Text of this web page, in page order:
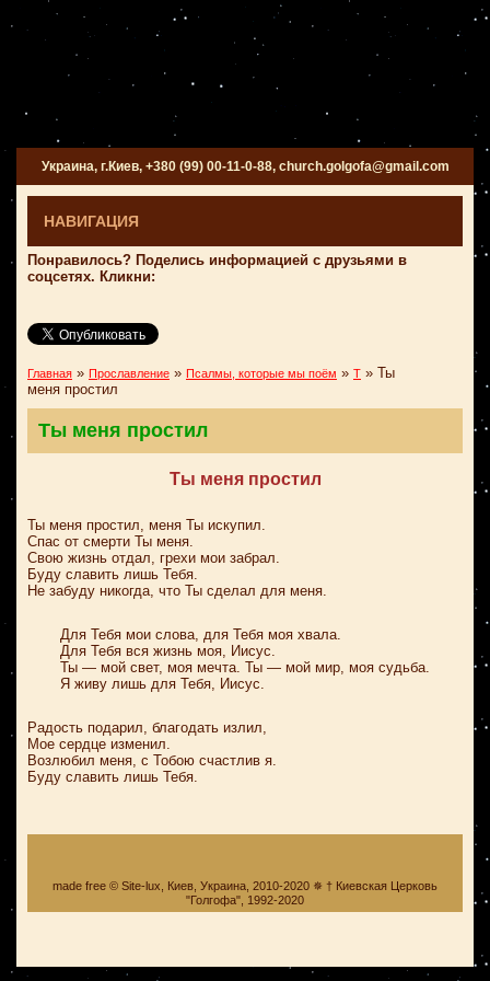
Украина, г.Киев, +380 (99) 00-11-0-88, church.golgofa@gmail.com
НАВИГАЦИЯ
Понравилось? Поделись информацией с друзьями в
соцсетях. Кликни:
Главная » Прославление » Псалмы, которые мы поём » Т » Ты
меня простил
Ты меня простил
Ты меня простил
Ты меня простил, меня Ты искупил.
Спас от смерти Ты меня.
Свою жизнь отдал, грехи мои забрал.
Буду славить лишь Тебя.
Не забуду никогда, что Ты сделал для меня.
Для Тебя мои слова, для Тебя моя хвала.
Для Тебя вся жизнь моя, Иисус.
Ты — мой свет, моя мечта. Ты — мой мир, моя судьба.
Я живу лишь для Тебя, Иисус.
Радость подарил, благодать излил,
Мое сердце изменил.
Возлюбил меня, с Тобою счастлив я.
Буду славить лишь Тебя.
made free © Site-lux, Киев, Украина, 2010-2020 ✵ † Киевская Церковь
"Голгофа", 1992-2020